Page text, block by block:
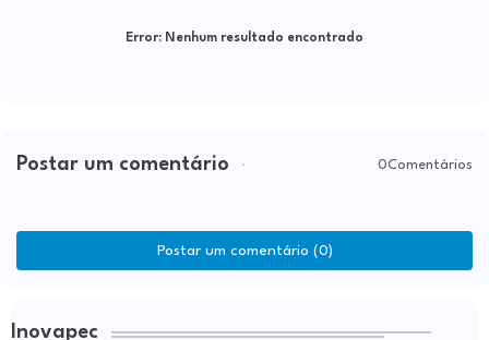
Error: Nenhum resultado encontrado
Postar um comentário 0Comentários
Postar um comentário (0)
Inovapec